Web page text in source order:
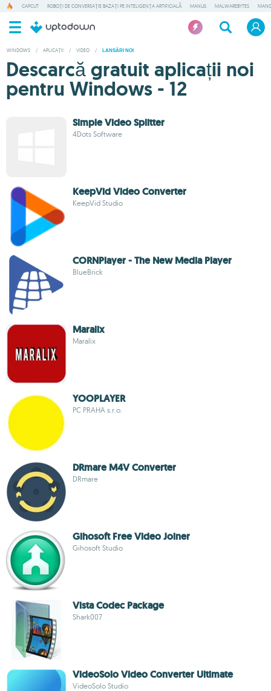
CAPCUT ROBOȚI DE CONVERSAȚIE BAZAȚI PE INTELIGENȚA ARTIFICIALĂ MANUS MALWAREBYTES
WINDOWS / APLICAȚII / VIDEO / LANSĂRI NOI
Descarcă gratuit aplicații noi
pentru Windows - 12
Simple Video Splitter
4Dots Software
KeepVid Video Converter
KeepVid Studio
CORNPlayer - The New Media Player
BlueBrick
Maralix
Maralix
YOOPLAYER
PC PRAHA s.r.o.
DRmare M4V Converter
DRmare
Gihosoft Free Video Joiner
Gihosoft Studio
Vista Codec Package
Shark007
VideoSolo Video Converter Ultimate
VideoSolo Studio